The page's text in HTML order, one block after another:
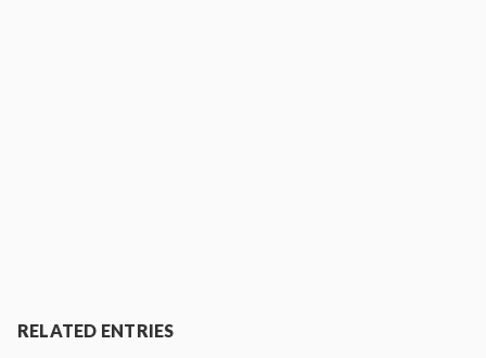
RELATED ENTRIES